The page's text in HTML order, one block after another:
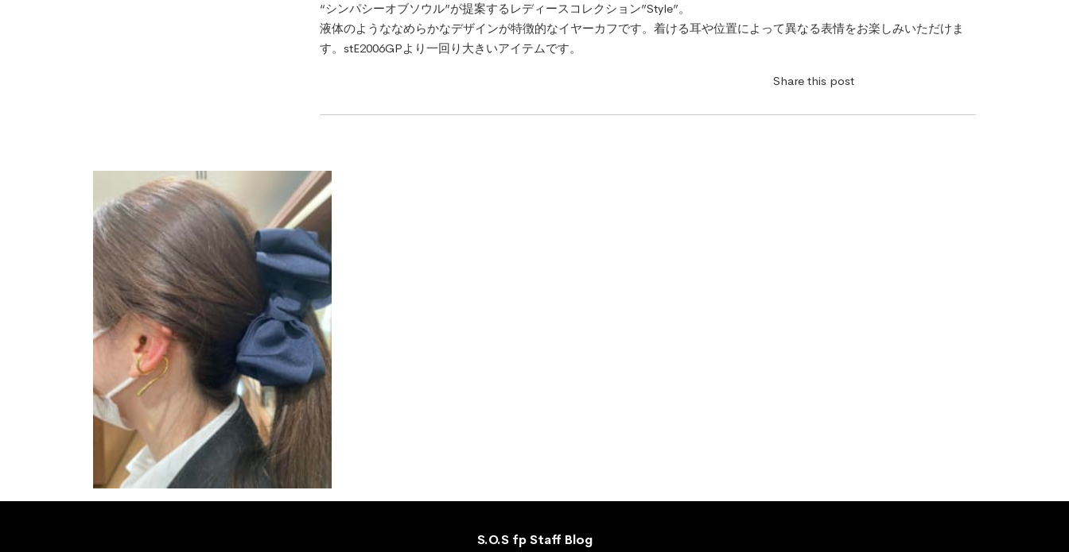
“シンパシーオブソウル”が提案するレディースコレクション”Style”。
液体のようななめらかなデザインが特徴的なイヤーカフです。着ける耳や位置によって異なる表情をお楽しみいただけま
す。stE2006GPより一回り大きいアイテムです。
Share this post
S.O.S fp Staff Blog